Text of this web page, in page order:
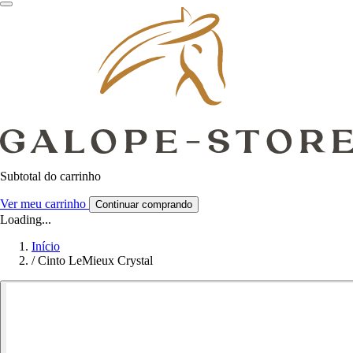
Subtotal do carrinho
Ver meu carrinho Continuar comprando
Loading...
Início
/ Cinto LeMieux Crystal